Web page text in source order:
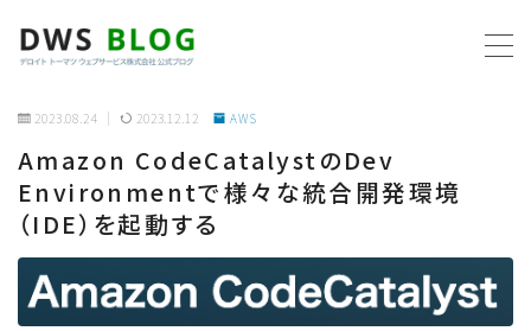
ホーム
AWS
プログラミング
2023.08.24 2023.12.12 AWS
Amazon CodeCatalystのDev
Environmentで様々な統合開発環境
（IDE）を起動する